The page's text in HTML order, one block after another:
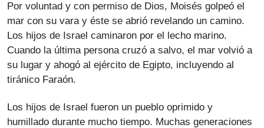
Por voluntad y con permiso de Dios, Moisés golpeó el
mar con su vara y éste se abrió revelando un camino.
Los hijos de Israel caminaron por el lecho marino.
Cuando la última persona cruzó a salvo, el mar volvió a
su lugar y ahogó al ejército de Egipto, incluyendo al
tiránico Faraón.
Los hijos de Israel fueron un pueblo oprimido y
humillado durante mucho tiempo. Muchas generaciones